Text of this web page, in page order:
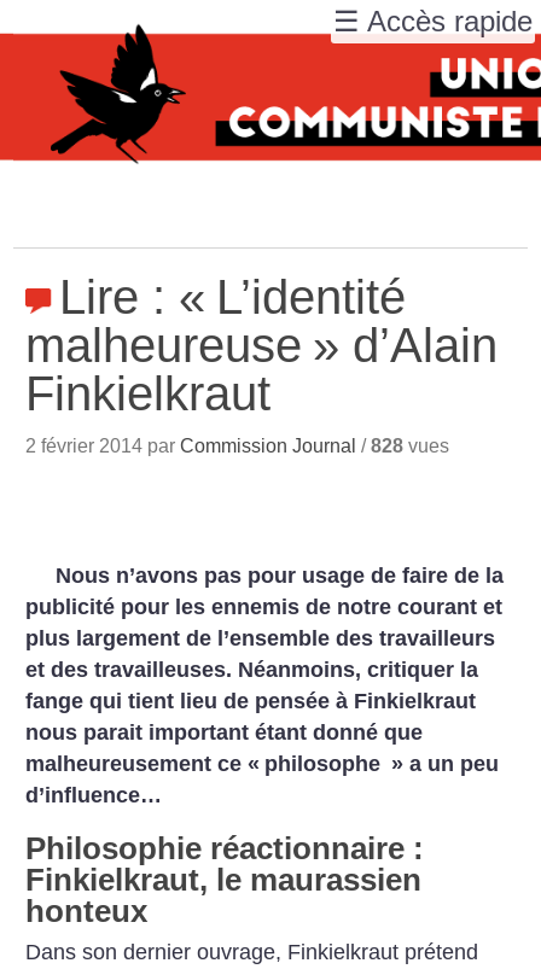
Lire : « L’identité
malheureuse » d’Alain
Finkielkraut
2 février 2014 parCommission Journal /828 vues
Nous n’avons pas pour usage de faire de la
publicité pour les ennemis de notre courant et
plus largement de l’ensemble des travailleurs
et des travailleuses. Néanmoins, critiquer la
fange qui tient lieu de pensée à Finkielkraut
nous parait important étant donné que
malheureusement ce « philosophe » a un peu
d’influence…
Philosophie réactionnaire :
Finkielkraut, le maurassien
honteux
Dans son dernier ouvrage, Finkielkraut prétend
☰ Accès rapide